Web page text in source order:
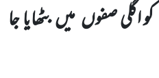
کو اگلی صفوںمیںبٹھایا جا